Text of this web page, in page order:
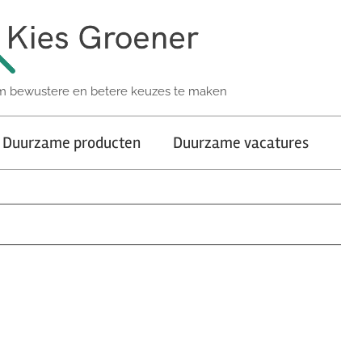
bewustere en betere keuzes te maken
Duurzame producten Duurzame vacatures